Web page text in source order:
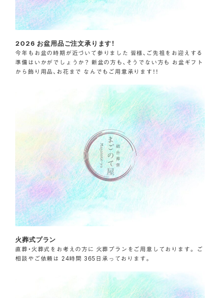
2026 お盆用品ご注文承ります！
今年もお盆の時期が近づいて参りました 皆様、ご先祖をお迎えする
準備はいかがでしょうか？ 新盆の方も、そうでない方も お盆ギフト
から飾り用品、お花まで なんでもご用意承ります！！
火葬式プラン
直葬・火葬式をお考えの方に 火葬プランをご用意しております。 ご
相談やご依頼は 24時間 365日承っております。